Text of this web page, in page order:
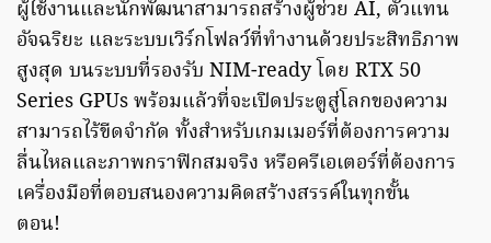
ผู้ใช้งานและนักพัฒนาสามารถสร้างผู้ช่วย AI, ตัวแทน
อัจฉริยะ และระบบเวิร์กโฟลว์ที่ทำงานด้วยประสิทธิภาพ
สูงสุด บนระบบที่รองรับ NIM-ready โดย RTX 50
Series GPUs พร้อมแล้วที่จะเปิดประตูสู่โลกของความ
สามารถไร้ขีดจำกัด ทั้งสำหรับเกมเมอร์ที่ต้องการความ
ลื่นไหลและภาพกราฟิกสมจริง หรือครีเอเตอร์ที่ต้องการ
เครื่องมือที่ตอบสนองความคิดสร้างสรรค์ในทุกขั้น
ตอน!